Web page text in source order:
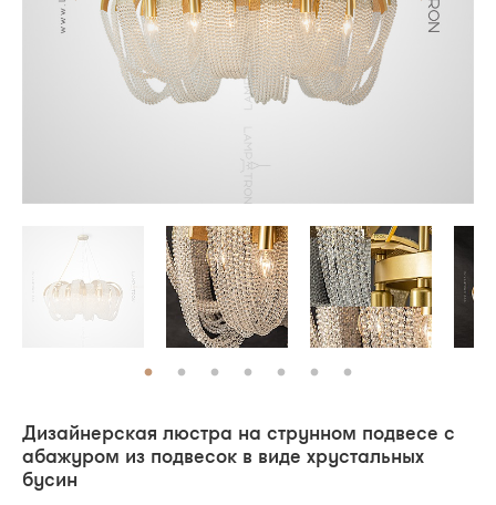
Дизайнерская люстра на струнном подвесе с
абажуром из подвесок в виде хрустальных
бусин